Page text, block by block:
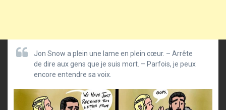
Jon Snow a plein une lame en plein cœur. – Arrête
de dire aux gens que je suis mort. – Parfois, je peux
encore entendre sa voix.